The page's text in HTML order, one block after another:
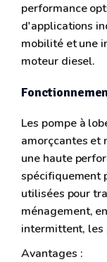
performance
d'applications
mobilité et une
moteur diesel.
Les pompe à
amorçcantes et
une haute
spécifiquement
utilisées pour
ménagement,
intermittent, les
Avantages :